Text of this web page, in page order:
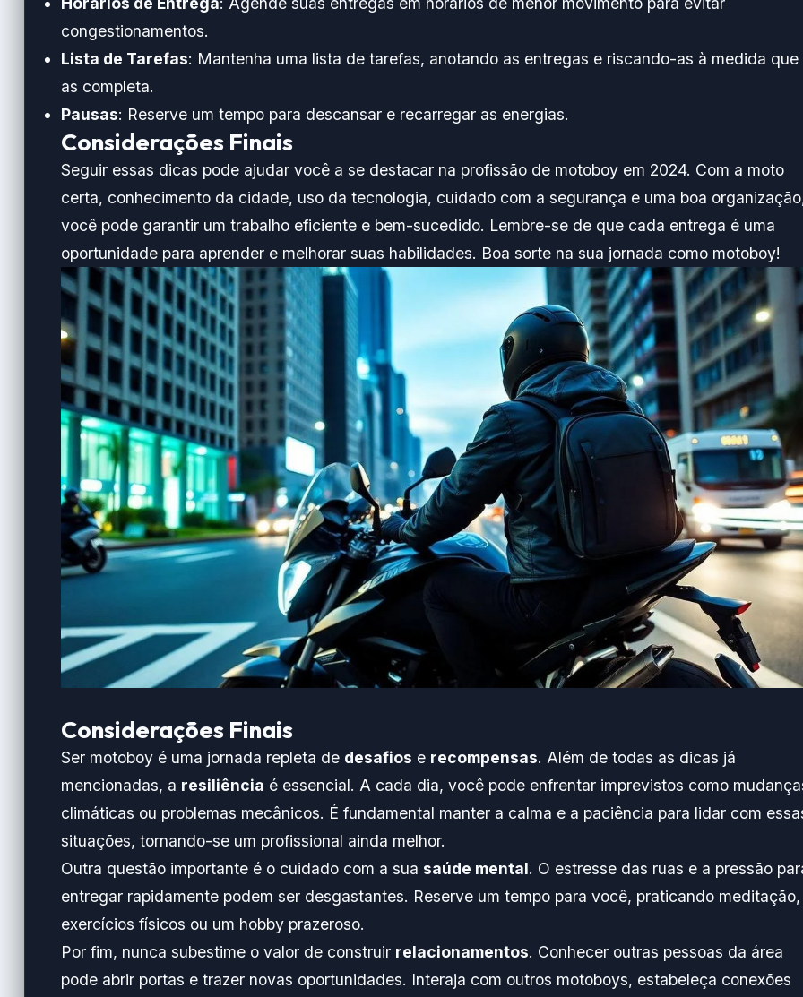
congestionamentos.
Lista de Tarefas: Mantenha uma lista de tarefas, anotando as entregas e riscando-as à medida que
as completa.
Pausas: Reserve um tempo para descansar e recarregar as energias.
Considerações Finais
Seguir essas dicas pode ajudar você a se destacar na profissão de motoboy em 2024. Com a moto
certa, conhecimento da cidade, uso da tecnologia, cuidado com a segurança e uma boa
você pode garantir um trabalho eficiente e bem-sucedido. Lembre-se de que cada entrega é uma
oportunidade para aprender e melhorar suas habilidades. Boa sorte na sua jornada como motoboy!
Considerações Finais
Ser motoboy é uma jornada repleta de desafios e recompensas. Além de todas as dicas já
mencionadas, a resiliência é essencial. A cada dia, você pode enfrentar imprevistos como
climáticas ou problemas mecânicos. É fundamental manter a calma e a paciência para lidar com
situações, tornando-se um profissional ainda melhor.
Outra questão importante é o cuidado com a sua saúde mental. O estresse das ruas e a pressão
entregar rapidamente podem ser desgastantes. Reserve um tempo para você, praticando meditação,
exercícios físicos ou um hobby prazeroso.
Por fim, nunca subestime o valor de construir relacionamentos. Conhecer outras pessoas da área
pode abrir portas e trazer novas oportunidades. Interaja com outros motoboys, estabeleça conexões